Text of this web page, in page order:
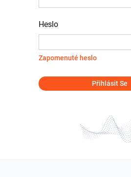
Heslo
Zapomenuté heslo
Přihlásit Se